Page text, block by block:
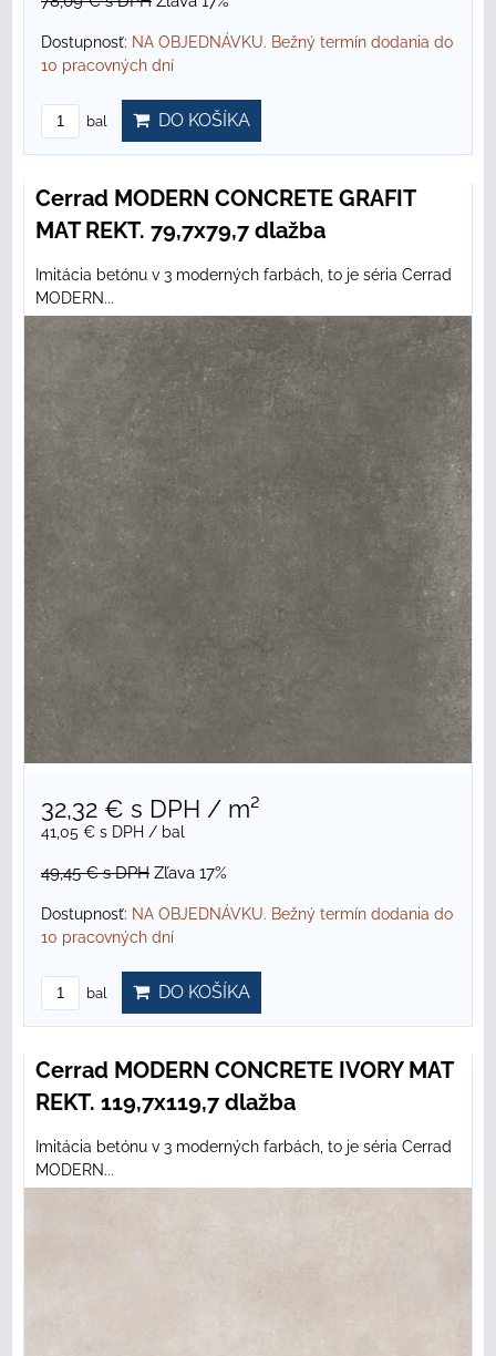
Dostupnosť: NA OBJEDNÁVKU. Bežný termín dodania do
10 pracovných dní
bal DO KOŠÍKA
Cerrad MODERN CONCRETE GRAFIT
MAT REKT. 79,7x79,7 dlažba
Imitácia betónu v 3 moderných farbách, to je séria Cerrad
MODERN...
32,32 € s DPH / m²
41,05 € s DPH / bal
49,45 €s DPH Zľava 17%
Dostupnosť: NA OBJEDNÁVKU. Bežný termín dodania do
10 pracovných dní
bal DO KOŠÍKA
Cerrad MODERN CONCRETE IVORY MAT
REKT. 119,7x119,7 dlažba
Imitácia betónu v 3 moderných farbách, to je séria Cerrad
MODERN...